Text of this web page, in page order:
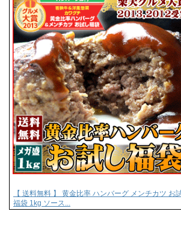
【 送料無料 】 黄金比率 ハンバーグ メンチカツ お
福袋 1kg ソース...